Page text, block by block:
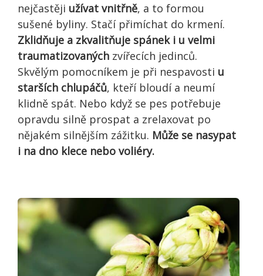
nejčastěji užívat vnitřně, a to formou
sušené byliny. Stačí přimíchat do krmení.
Zklidňuje a zkvalitňuje spánek i u velmi
traumatizovaných zvířecích jedinců.
Skvělým pomocníkem je při nespavosti u
starších chlupáčů, kteří bloudí a neumí
klidně spát. Nebo když se pes potřebuje
opravdu silně prospat a zrelaxovat po
nějakém silnějším zážitku. Může se nasypat
i na dno klece nebo voliéry.